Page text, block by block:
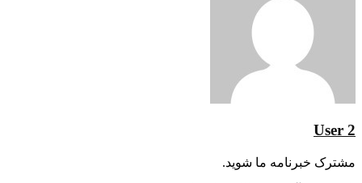
User 2
مشترک خبرنامه ما شوید.